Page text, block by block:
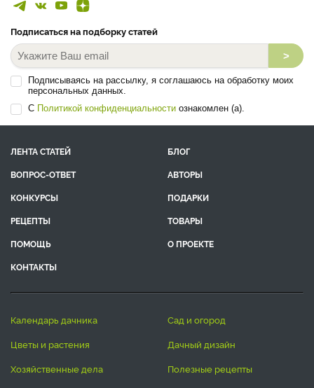
Подписаться на подборку статей
>
Подписываясь на рассылку, я соглашаюсь на обработку моих
персональных данных.
С Политикой конфиденциальности ознакомлен (а).
ЛЕНТА СТАТЕЙ
БЛОГ
ВОПРОС-ОТВЕТ
АВТОРЫ
КОНКУРСЫ
ПОДАРКИ
РЕЦЕПТЫ
ТОВАРЫ
ПОМОЩЬ
О ПРОЕКТЕ
КОНТАКТЫ
календарь дачника
сад и огород
цветы и растения
дачный дизайн
хозяйственные дела
полезные рецепты